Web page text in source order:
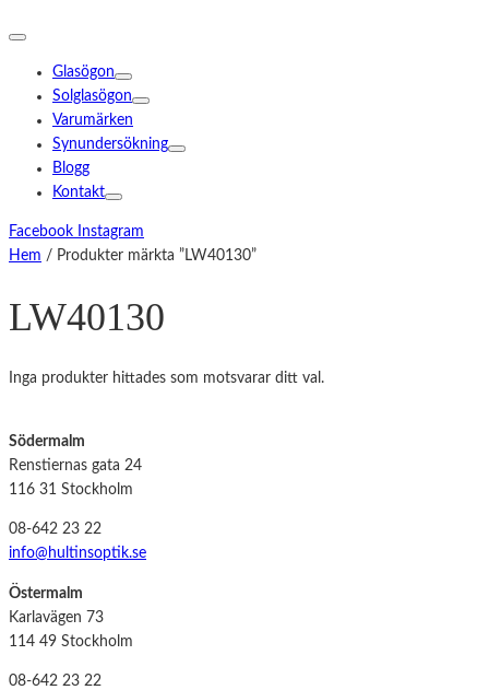
Glasögon
Solglasögon
Varumärken
Synundersökning
Blogg
Kontakt
Facebook
Instagram
Hem / Produkter märkta ”LW40130”
LW40130
Inga produkter hittades som motsvarar ditt val.
Södermalm
Renstiernas gata 24
116 31 Stockholm
08-642 23 22
info@hultinsoptik.se
Östermalm
Karlavägen 73
114 49 Stockholm
08-642 23 22